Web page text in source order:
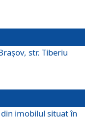
str. Tiberiu
imobilul situat în